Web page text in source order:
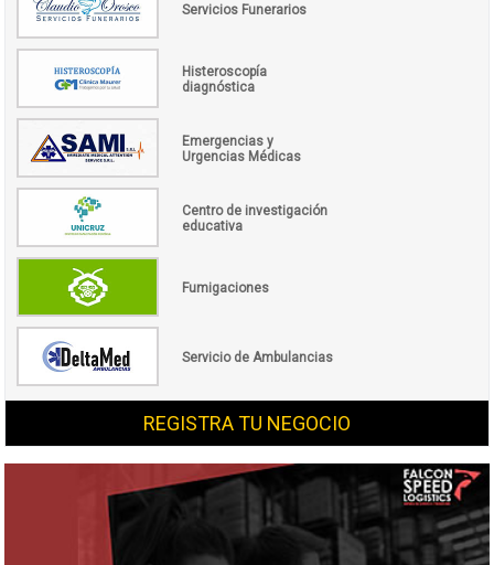
Servicios Funerarios
Histeroscopía
diagnóstica
Emergencias y
Urgencias Médicas
Centro de investigación
educativa
Fumigaciones
Servicio de Ambulancias
REGISTRA TU NEGOCIO